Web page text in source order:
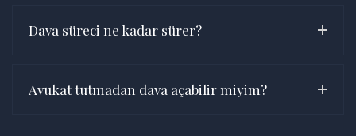
Dava süreci ne kadar sürer?
Avukat tutmadan dava açabilir miyim?